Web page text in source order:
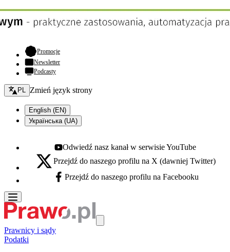
Promocje- otwiera się w nowej karcie
Newsletter
Podcasty
Zmień język - bieżący:
PL Zmień język strony
English (EN)
Українська (UA)
Youtube - otwiera się w nowej karcie
Odwiedź nasz kanał w serwisie YouTube
X - otwiera się w nowej karcie
Przejdź do naszego profilu na X (dawniej Twitter)
Facebook - otwiera się w nowej karcie
Przejdź do naszego profilu na Facebooku
Prawnicy i sądy
Podatki